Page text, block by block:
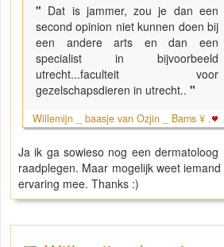
" Dat is jammer, zou je dan een
second opinion niet kunnen doen bij
een andere arts en dan een
specialist in bijvoorbeeld
utrecht...faculteit voor
gezelschapsdieren in utrecht.. "
Willemijn _ baasje van Ozjin _ Bams ¥ .
Ja ik ga sowieso nog een dermatoloog
raadplegen. Maar mogelijk weet
ervaring mee. Thanks :)